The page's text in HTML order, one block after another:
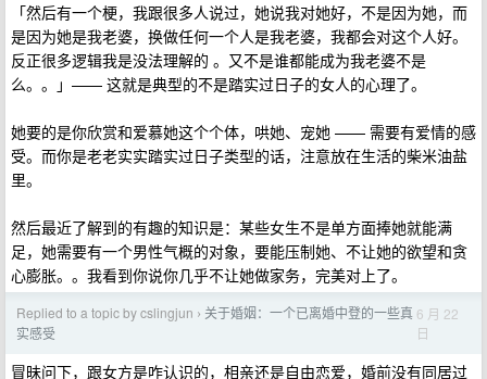
「然后有一个梗，我跟很多人说过，她说我对她好，不是因为她，而
是因为她是我老婆，换做任何一个人是我老婆，我都会对这个人好。
反正很多逻辑我是没法理解的 。又不是谁都能成为我老婆不是
么。。」—— 这就是典型的不是踏实过日子的女人的心理了。
她要的是你欣赏和爱慕她这个个体，哄她、宠她 —— 需要有爱情的感
受。而你是老老实实踏实过日子类型的话，注意放在生活的柴米油盐
里。
然后最近了解到的有趣的知识是：某些女生不是单方面捧她就能满
足，她需要有一个男性气概的对象，要能压制她、不让她的欲望和贪
心膨胀。。我看到你说你几乎不让她做家务，完美对上了。
Replied to a topic by cslingjun › 关于婚姻：一个已离婚中登的一些真
实感受
6 月 22
日
冒昧问下，跟女方是咋认识的，相亲还是自由恋爱，婚前没有同居过